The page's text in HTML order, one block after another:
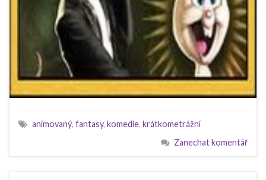
animovaný, fantasy, komedie, krátkometrážní
Zanechat komentář